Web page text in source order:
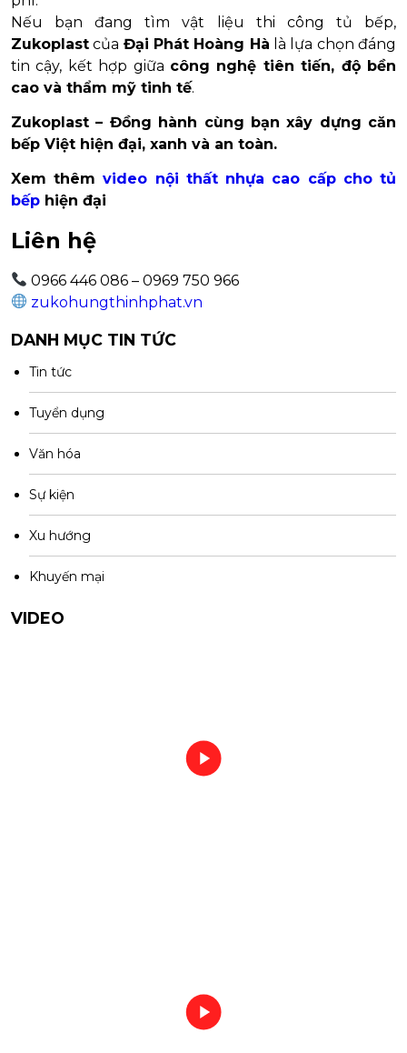
Nếu bạn đang tìm vật liệu thi công tủ bếp,
Zukoplast của Đại Phát Hoàng Hà là lựa chọn đáng
tin cậy, kết hợp giữa công nghệ tiên tiến, độ bền
cao và thẩm mỹ tinh tế.
Zukoplast – Đồng hành cùng bạn xây dựng căn
bếp Việt hiện đại, xanh và an toàn.
Xem thêmvideo nội thất nhựa cao cấp cho tủ
bếp hiện đại
Liên hệ
0966 446 086 – 0969 750 966
zukohungthinhphat.vn
DANH MỤC TIN TỨC
Tin tức
Tuyển dụng
Văn hóa
Sự kiện
Xu hướng
Khuyến mại
VIDEO